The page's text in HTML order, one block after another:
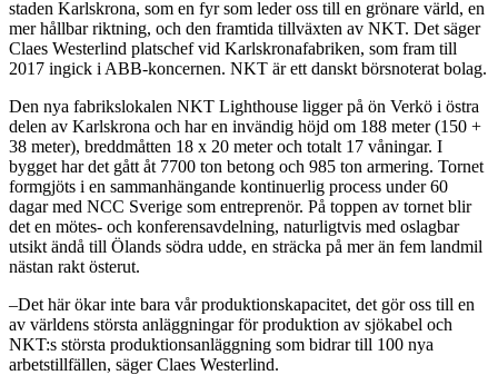
staden Karlskrona, som en fyr som leder oss till en grönare värld, en
mer hållbar riktning, och den framtida tillväxten av NKT. Det säger
Claes Westerlind platschef vid Karlskronafabriken, som fram till
2017 ingick i ABB-koncernen. NKT är ett danskt börsnoterat bolag.
Den nya fabrikslokalen NKT Lighthouse ligger på ön Verkö i östra
delen av Karlskrona och har en invändig höjd om 188 meter (150 +
38 meter), breddmåtten 18 x 20 meter och totalt 17 våningar. I
bygget har det gått åt 7700 ton betong och 985 ton armering. Tornet
formgjöts i en sammanhängande kontinuerlig process under 60
dagar med NCC Sverige som entreprenör. På toppen av tornet blir
det en mötes- och konferensavdelning, naturligtvis med oslagbar
utsikt ändå till Ölands södra udde, en sträcka på mer än fem landmil
nästan rakt österut.
–Det här ökar inte bara vår produktionskapacitet, det gör oss till en
av världens största anläggningar för produktion av sjökabel och
NKT:s största produktionsanläggning som bidrar till 100 nya
arbetstillfällen, säger Claes Westerlind.